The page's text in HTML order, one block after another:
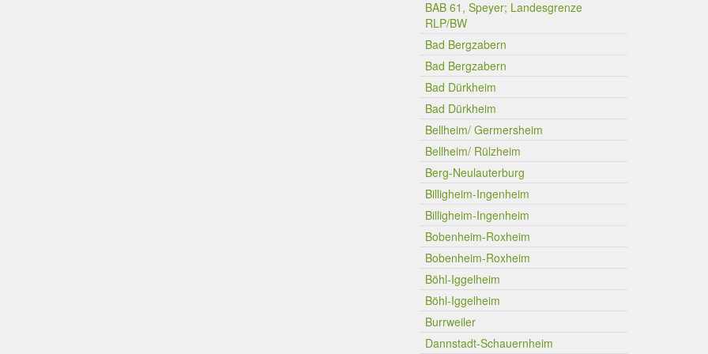
BAB 61, Speyer; Landesgrenze
RLP/BW
Bad Bergzabern
Bad Bergzabern
Bad Dürkheim
Bad Dürkheim
Bellheim/ Germersheim
Bellheim/ Rülzheim
Berg-Neulauterburg
Billigheim-Ingenheim
Billigheim-Ingenheim
Bobenheim-Roxheim
Bobenheim-Roxheim
Böhl-Iggelheim
Böhl-Iggelheim
Burrweiler
Dannstadt-Schauernheim